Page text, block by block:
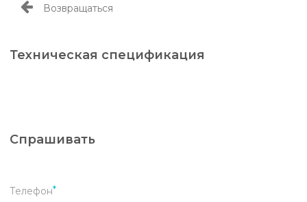
Возвращаться
Техническая спецификация
Спрашивать
Телефон